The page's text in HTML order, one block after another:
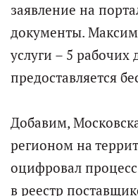
заявление на
документы.
услуги – 5 рабочих
предоставляется
Добавим,
регионом на
оцифровал
в реестр